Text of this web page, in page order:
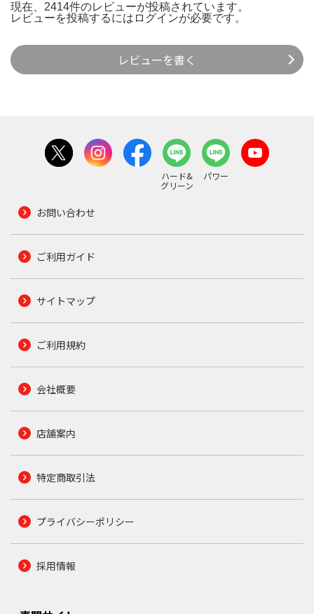
現在、2414件のレビューが投稿されています。
レビューを投稿するには ログインが必要です。
レビューを書く
ハード&
グリーン
パワー
お問い合わせ
ご利用ガイド
サイトマップ
ご利用規約
会社概要
店舗案内
特定商取引法
プライバシーポリシー
採用情報